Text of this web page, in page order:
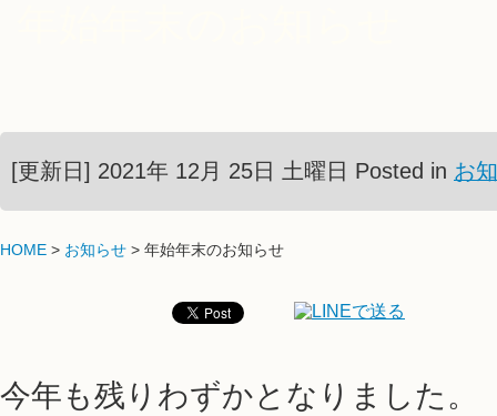
[更新日] 2021年 12月 25日 土曜日 Posted in お
HOME > お知らせ > 年始年末のお知らせ
今年も残りわずかとなりました。